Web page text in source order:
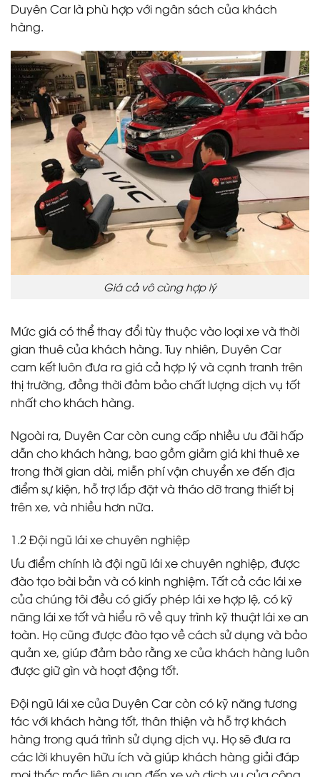
Duyên Car là phù hợp với ngân sách của khách
hàng.
Giá cả vô cùng hợp lý
Mức giá có thể thay đổi tùy thuộc vào loại xe và thời
gian thuê của khách hàng. Tuy nhiên, Duyên Car
cam kết luôn đưa ra giá cả hợp lý và cạnh tranh trên
thị trường, đồng thời đảm bảo chất lượng dịch vụ tốt
nhất cho khách hàng.
Ngoài ra, Duyên Car còn cung cấp nhiều ưu đãi hấp
dẫn cho khách hàng, bao gồm giảm giá khi thuê xe
trong thời gian dài, miễn phí vận chuyển xe đến địa
điểm sự kiện, hỗ trợ lắp đặt và tháo dỡ trang thiết bị
trên xe, và nhiều hơn nữa.
1.2 Đội ngũ lái xe chuyên nghiệp
Ưu điểm chính là đội ngũ lái xe chuyên nghiệp, được
đào tạo bài bản và có kinh nghiệm. Tất cả các lái xe
của chúng tôi đều có giấy phép lái xe hợp lệ, có kỹ
năng lái xe tốt và hiểu rõ về quy trình kỹ thuật lái xe an
toàn. Họ cũng được đào tạo về cách sử dụng và bảo
quản xe, giúp đảm bảo rằng xe của khách hàng luôn
được giữ gìn và hoạt động tốt.
Đội ngũ lái xe của Duyên Car còn có kỹ năng tương
tác với khách hàng tốt, thân thiện và hỗ trợ khách
hàng trong quá trình sử dụng dịch vụ. Họ sẽ đưa ra
các lời khuyên hữu ích và giúp khách hàng giải đáp
mọi thắc mắc liên quan đến xe và dịch vụ của công